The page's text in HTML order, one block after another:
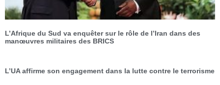
L’Afrique du Sud va enquêter sur le rôle de l’Iran dans des
manœuvres militaires des BRICS
L’UA affirme son engagement dans la lutte contre le terrorisme